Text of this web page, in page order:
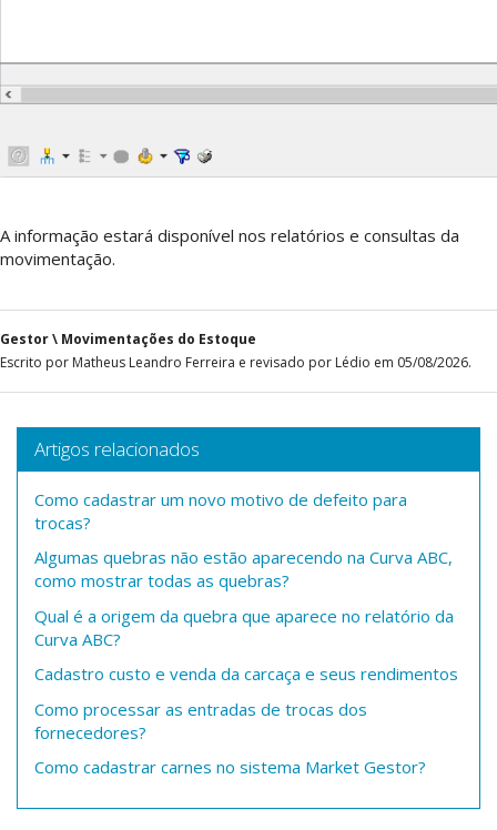
A informação estará disponível nos relatórios e consultas da
movimentação.
Gestor \ Movimentações do Estoque
Escrito por Matheus Leandro Ferreira e revisado por Lédio em 05/08/2026.
Artigos relacionados
Como cadastrar um novo motivo de defeito para
trocas?
Algumas quebras não estão aparecendo na Curva ABC,
como mostrar todas as quebras?
Qual é a origem da quebra que aparece no relatório da
Curva ABC?
Cadastro custo e venda da carcaça e seus rendimentos
Como processar as entradas de trocas dos
fornecedores?
Como cadastrar carnes no sistema Market Gestor?